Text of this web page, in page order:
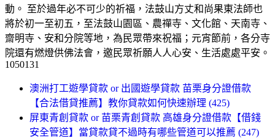
動。 至於過年必不可少的祈福，法鼓山方丈和尚果東法師也
將於初一至初五，至法鼓山園區、農禪寺、文化館、天南寺、
齋明寺、安和分院等地，為民眾帶來祝福；元宵節前，各分寺
院還有燃燈供佛法會，邀民眾祈願人人心安、生活處處平安。
1050131
澳洲打工遊學貸款 or 出國遊學貸款 苗栗身分證借款
【合法借貸推薦】教你貸款如何快速辦理 (425)
屏東青創貸款 or 苗栗青創貸款 高雄身分證借款【借錢
安全管道】當貸款貸不過時有哪些管道可以推薦 (247)